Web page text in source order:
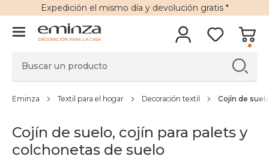
Expedición el mismo día y devolución gratis*
DECORACIÓN PARA LA CASA
Eminza Textil para el hogar Decoración textil Cojín de
Cojín de suelo, cojín para palets y
colchonetas de suelo